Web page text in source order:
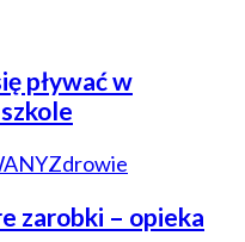
pływać w
Zdrowie
zarobki – opieka